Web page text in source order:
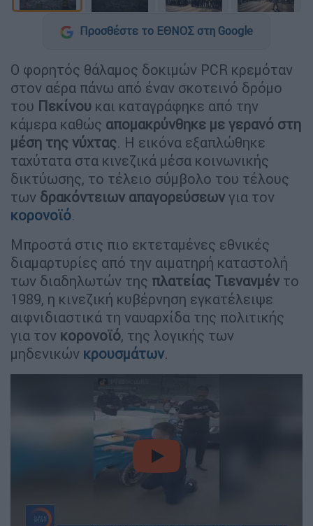
Προσθέστε το ΕΘΝΟΣ στη Google
Ο φορητός θάλαμος δοκιμών PCR κρεμόταν
στον αέρα πάνω από έναν σκοτεινό δρόμο
του Πεκίνου και καταγράφηκε από την
κάμερα καθώς απομακρύνθηκε με γερανό στη
μέση της νύχτας. Η εικόνα εξαπλώθηκε
ταχύτατα στα κινεζικά μέσα κοινωνικής
δικτύωσης, το τέλειο σύμβολο του τέλους
των δρακόντειων απαγορεύσεων για τον
κορονοϊό.
Μπροστά στις πιο εκτεταμένες εθνικές
διαμαρτυρίες από την αιματηρή καταστολή
των διαδηλωτών της πλατείας Τιενανμέν το
1989, η κινεζική κυβέρνηση εγκατέλειψε
αιφνιδιαστικά τη ναυαρχίδα της πολιτικής
για τον κορονοϊό, της λογικής των
μηδενικών κρουσμάτων.
video